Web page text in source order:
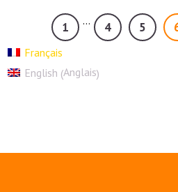
1 … 4 5
Français
English (Anglais)